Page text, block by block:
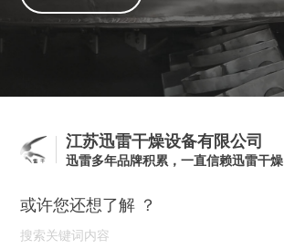
江苏迅雷干燥设备有限公司
迅雷多年品牌积累，一直信赖迅雷干燥
或许您还想了解 ？